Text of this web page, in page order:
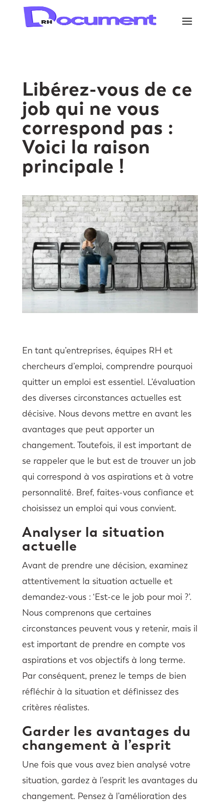
Libérez-vous de ce
job qui ne vous
correspond pas :
Voici la raison
principale !
En tant qu’entreprises, équipes RH et
chercheurs d’emploi, comprendre pourquoi
quitter un emploi est essentiel. L’évaluation
des diverses circonstances actuelles est
décisive. Nous devons mettre en avant les
avantages que peut apporter un
changement. Toutefois, il est important de
se rappeler que le but est de trouver un job
qui correspond à vos aspirations et à votre
personnalité. Bref, faites-vous confiance et
choisissez un emploi qui vous convient.
Analyser la situation
actuelle
Avant de prendre une décision, examinez
attentivement la situation actuelle et
demandez-vous : ‘Est-ce le job pour moi ?’.
Nous comprenons que certaines
circonstances peuvent vous y retenir, mais il
est important de prendre en compte vos
aspirations et vos objectifs à long terme.
Par conséquent, prenez le temps de bien
réfléchir à la situation et définissez des
critères réalistes.
Garder les avantages du
changement à l’esprit
Une fois que vous avez bien analysé votre
situation, gardez à l’esprit les avantages du
changement. Pensez à l’amélioration des